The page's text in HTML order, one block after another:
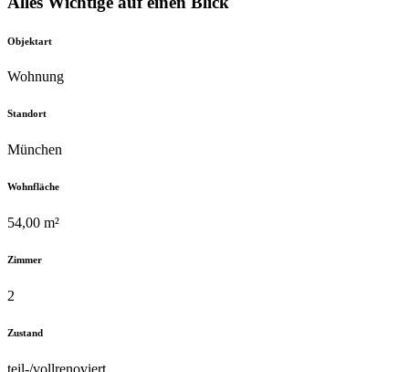
Objektart
Wohnung
Standort
München
Wohnfläche
54,00 m²
Zimmer
2
Zustand